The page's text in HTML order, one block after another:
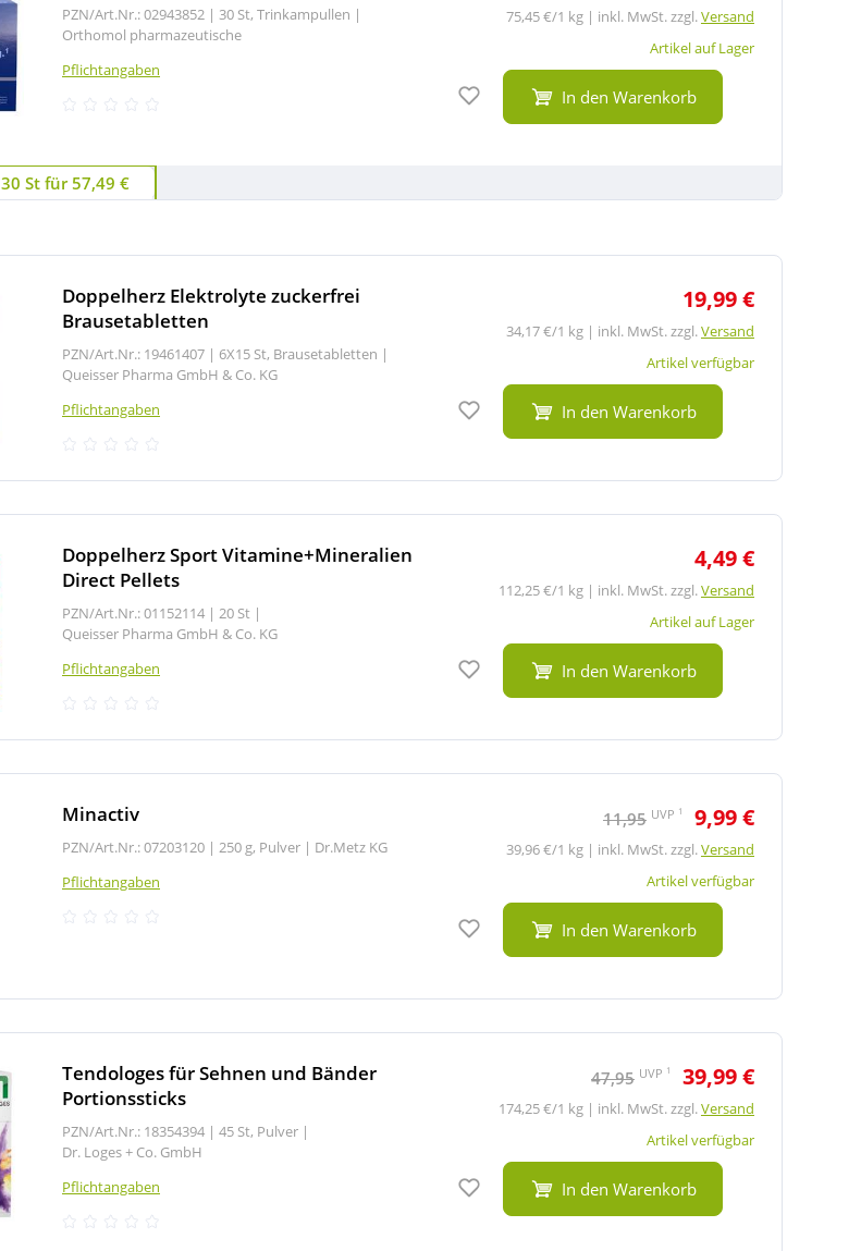
PZN/Art.Nr.: 02943852 | 30 St, Trinkampullen |
Orthomol pharmazeutische
Pflichtangaben
75,45 €/1 kg | inkl. MwSt. zzgl.Versand
Artikel auf Lager
Auf den Merkzettel
In den Warenkorb
30 St für 57,49 €
Doppelherz Elektrolyte zuckerfrei
Brausetabletten
PZN/Art.Nr.: 19461407 | 6X15 St, Brausetabletten |
Queisser Pharma GmbH & Co. KG
Pflichtangaben
19,99 €
34,17 €/1 kg | inkl. MwSt. zzgl.Versand
Artikel verfügbar
Auf den Merkzettel
In den Warenkorb
Doppelherz Sport Vitamine+Mineralien
Direct Pellets
PZN/Art.Nr.: 01152114 | 20 St |
Queisser Pharma GmbH & Co. KG
Pflichtangaben
4,49 €
112,25 €/1 kg | inkl. MwSt. zzgl.Versand
Artikel auf Lager
Auf den Merkzettel
In den Warenkorb
Minactiv
PZN/Art.Nr.: 07203120 | 250 g, Pulver | Dr.Metz KG
Pflichtangaben
11,95 UVP 1 9,99 €
39,96 €/1 kg | inkl. MwSt. zzgl.Versand
Artikel verfügbar
Auf den Merkzettel
In den Warenkorb
Tendologes für Sehnen und Bänder
Portionssticks
PZN/Art.Nr.: 18354394 | 45 St, Pulver |
Dr. Loges + Co. GmbH
Pflichtangaben
47,95 UVP 1 39,99 €
174,25 €/1 kg | inkl. MwSt. zzgl.Versand
Artikel verfügbar
Auf den Merkzettel
In den Warenkorb